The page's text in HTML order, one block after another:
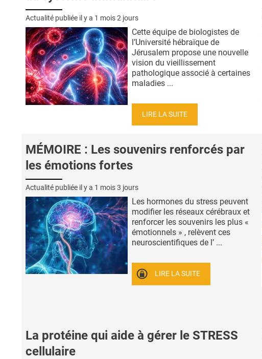
Actualité publiée il y a 1 mois 2 jours
Cette équipe de biologistes de
l’Université hébraïque de
Jérusalem propose une nouvelle
vision du vieillissement
pathologique associé à certaines
maladies ...
LIRE LA SUITE
MÉMOIRE : Les souvenirs renforcés par
les émotions fortes
Actualité publiée il y a 1 mois 3 jours
Les hormones du stress peuvent
modifier les réseaux cérébraux et
renforcer les souvenirs les plus «
émotionnels » , relèvent ces
neuroscientifiques de l’ ...
LIRE LA SUITE
La protéine qui aide à gérer le STRESS
cellulaire